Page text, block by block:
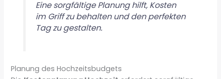
Eine sorgfältige Planung hilft, Kosten
im Griff zu behalten und den perfekten
Tag zu gestalten.
Planung des Hochzeitsbudgets